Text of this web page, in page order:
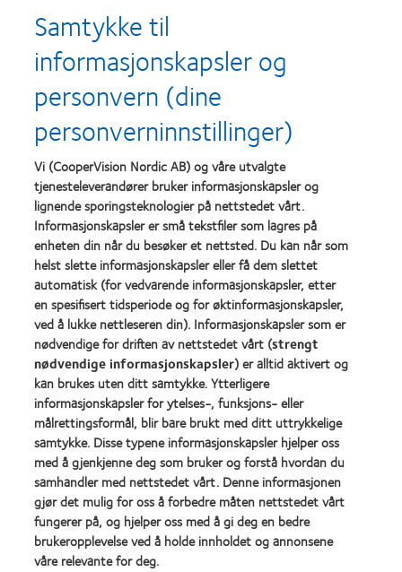
Utmerkelser
Learn
about
Utmerkelsen
Silmo
d’Or
for
beste
produkt,
MyDay®
(2013)
Learn
about
Contact
Lens
Product
of
the
Year
(2013)
Learn
more
about
Best
Companies
for
Leaders
2012
&
2010
(2012)
Learn
more
about
Best
Factory
Awards
2011
(2011)
Learn
more
about
ODMA
2011
(2011)
Learn
more
about
REBRAND
100®
Global
Award
(2012)
Våre produkter
Kontaktlinsequiz
Kontaktlinseteknologi
Samtykke til
informasjonskapsler og
personvern (dine
personverninnstillinger)
Vi (CooperVision Nordic AB) og våre utvalgte
tjenesteleverandører bruker informasjonskapsler og
lignende sporingsteknologier på nettstedet vårt.
Informasjonskapsler er små tekstfiler som lagres på
enheten din når du besøker et nettsted. Du kan når som
helst slette informasjonskapsler eller få dem slettet
automatisk (for vedvarende informasjonskapsler, etter
en spesifisert tidsperiode og for øktinformasjonskapsler,
ved å lukke nettleseren din). Informasjonskapsler som er
nødvendige for driften av nettstedet vårt (strengt
nødvendige informasjonskapsler) er alltid aktivert og
kan brukes uten ditt samtykke. Ytterligere
informasjonskapsler for ytelses-, funksjons- eller
målrettingsformål, blir bare brukt med ditt uttrykkelige
samtykke. Disse typene informasjonskapsler hjelper oss
med å gjenkjenne deg som bruker og forstå hvordan du
samhandler med nettstedet vårt. Denne informasjonen
gjør det mulig for oss å forbedre måten nettstedet vårt
fungerer på, og hjelper oss med å gi deg en bedre
brukeropplevelse ved å holde innholdet og annonsene
våre relevante for deg.